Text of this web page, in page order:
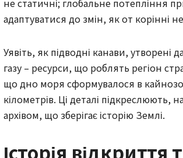
адаптуватися до змін, як от корінні
Уявіть, як підводні канави,
газу – ресурси, що роблять регіон
що дно моря сформувалося в
кілометрів. Ці деталі
архівом, що зберігає історію Землі.
Історія